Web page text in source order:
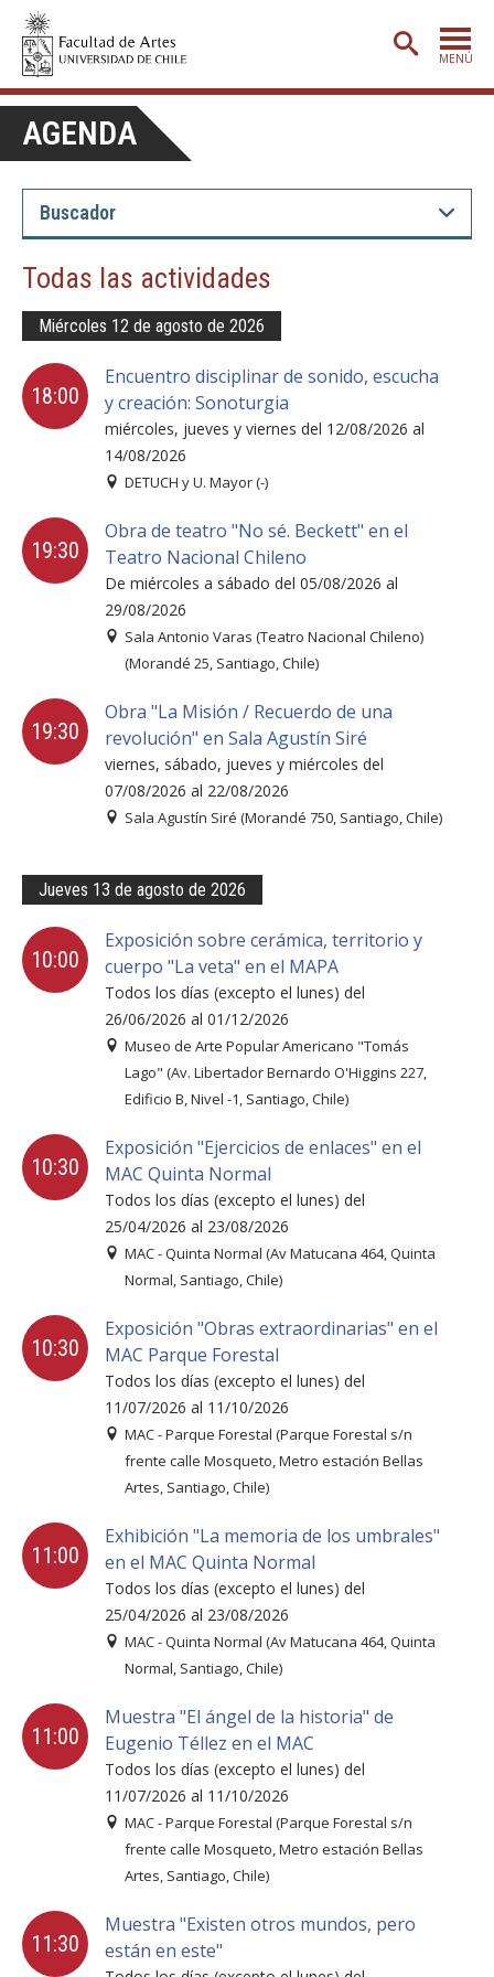
MENÚ
CARRERAS
POSTGRADO
EXTENSIÓN
CREACIÓNE INVESTIGACIÓN
BIBLIOTECA
DEPARTAMENTOS
Estudiantes
AGENDA
Todas las actividades
Miércoles 12 de agosto de 2026
18:00
Encuentro disciplinar de sonido, escucha
y creación: Sonoturgia
miércoles, jueves y viernes del 12/08/2026 al
14/08/2026
DETUCH y U. Mayor (-)
19:30
Obra de teatro "No sé. Beckett" en el
Teatro Nacional Chileno
De miércoles a sábado del 05/08/2026 al
29/08/2026
Sala Antonio Varas (Teatro Nacional Chileno)
(Morandé 25, Santiago, Chile)
19:30
Obra "La Misión / Recuerdo de una
revolución" en Sala Agustín Siré
viernes, sábado, jueves y miércoles del
07/08/2026 al 22/08/2026
Sala Agustín Siré (Morandé 750, Santiago, Chile)
Jueves 13 de agosto de 2026
10:00
Exposición sobre cerámica, territorio y
cuerpo "La veta" en el MAPA
Todos los días (excepto el lunes) del
26/06/2026 al 01/12/2026
Museo de Arte Popular Americano "Tomás
Lago" (Av. Libertador Bernardo O'Higgins 227,
Edificio B, Nivel -1, Santiago, Chile)
10:30
Exposición "Ejercicios de enlaces" en el
MAC Quinta Normal
Todos los días (excepto el lunes) del
25/04/2026 al 23/08/2026
MAC - Quinta Normal (Av Matucana 464, Quinta
Normal, Santiago, Chile)
10:30
Exposición "Obras extraordinarias" en el
MAC Parque Forestal
Todos los días (excepto el lunes) del
11/07/2026 al 11/10/2026
MAC - Parque Forestal (Parque Forestal s/n
frente calle Mosqueto, Metro estación Bellas
Artes, Santiago, Chile)
11:00
Exhibición "La memoria de los umbrales"
en el MAC Quinta Normal
Todos los días (excepto el lunes) del
25/04/2026 al 23/08/2026
MAC - Quinta Normal (Av Matucana 464, Quinta
Normal, Santiago, Chile)
11:00
Muestra "El ángel de la historia" de
Eugenio Téllez en el MAC
Todos los días (excepto el lunes) del
11/07/2026 al 11/10/2026
MAC - Parque Forestal (Parque Forestal s/n
frente calle Mosqueto, Metro estación Bellas
Artes, Santiago, Chile)
11:30
Muestra "Existen otros mundos, pero
están en este"